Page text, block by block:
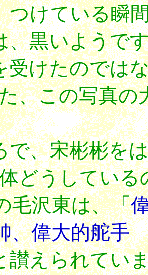
つけている瞬
、黒いようで
受けたのでは
、この写真の
、宋彬彬をは
どうしてい
毛沢東は、「
、偉大的舵手
讃えられてい